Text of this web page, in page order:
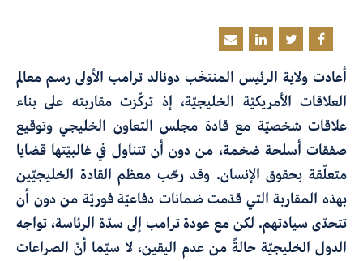
أعادت ولاية الرئيس المنتخَب دونالد ترامب الأولى رسم معالم
العلاقات الأمريكيّة الخليجيّة، إذ تركّزت مقاربته على بناء
علاقات شخصيّة مع قادة مجلس التعاون الخليجي وتوقيع
صفقات أسلحة ضخمة، من دون أن تتناول في غالبيّتها قضايا
متعلّقة بحقوق الإنسان. وقد رحّب معظم القادة الخليجيّين
بهذه المقاربة التي قدّمت ضمانات دفاعيّة فوريّة من دون أن
تتحدّى سيادتهم. لكن مع عودة ترامب إلى سدّة الرئاسة، تواجه
الدول الخليجيّة حالةً من عدم اليقين، لا سيّما أنّ الصراعات